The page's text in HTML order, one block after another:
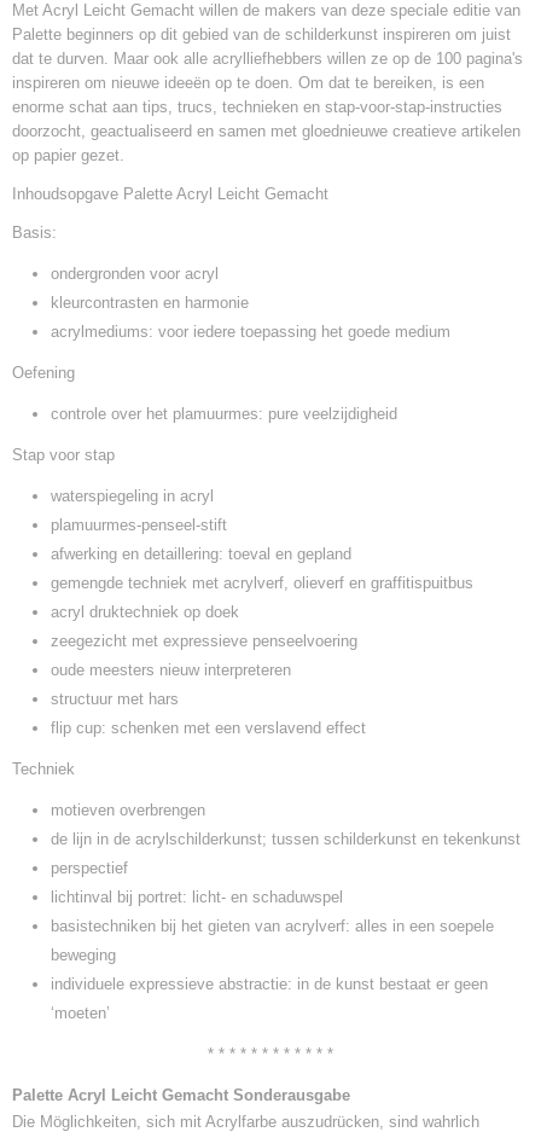
Met Acryl Leicht Gemacht willen de makers van deze speciale editie van
Palette beginners op dit gebied van de schilderkunst inspireren om juist
dat te durven. Maar ook alle acrylliefhebbers willen ze op de 100 pagina's
inspireren om nieuwe ideeën op te doen. Om dat te bereiken, is een
enorme schat aan tips, trucs, technieken en stap-voor-stap-instructies
doorzocht, geactualiseerd en samen met gloednieuwe creatieve artikelen
op papier gezet.
Inhoudsopgave Palette Acryl Leicht Gemacht
Basis:
ondergronden voor acryl
kleurcontrasten en harmonie
acrylmediums: voor iedere toepassing het goede medium
Oefening
controle over het plamuurmes: pure veelzijdigheid
Stap voor stap
waterspiegeling in acryl
plamuurmes-penseel-stift
afwerking en detaillering: toeval en gepland
gemengde techniek met acrylverf, olieverf en graffitispuitbus
acryl druktechniek op doek
zeegezicht met expressieve penseelvoering
oude meesters nieuw interpreteren
structuur met hars
flip cup: schenken met een verslavend effect
Techniek
motieven overbrengen
de lijn in de acrylschilderkunst; tussen schilderkunst en tekenkunst
perspectief
lichtinval bij portret: licht- en schaduwspel
basistechniken bij het gieten van acrylverf: alles in een soepele
beweging
individuele expressieve abstractie: in de kunst bestaat er geen
‘moeten’
* * * * * * * * * * * *
Palette Acryl Leicht Gemacht Sonderausgabe
Die Möglichkeiten, sich mit Acrylfarbe auszudrücken, sind wahrlich